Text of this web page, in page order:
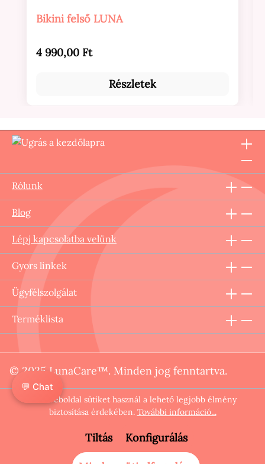
Bikini felső LUNA
Normál ár:
4 990,00 Ft
Részletek
Rólunk
Blog
Lépj kapcsolatba velünk
Gyors linkek
Ügyfélszolgálat
Terméklista
© 2025 LunaCare™. Minden jog fenntartva.
Ez a weboldal sütiket használ a lehető legjobb élmény
biztosítása érdekében. További információ...
Tiltás Konfigurálás
💬 Chat